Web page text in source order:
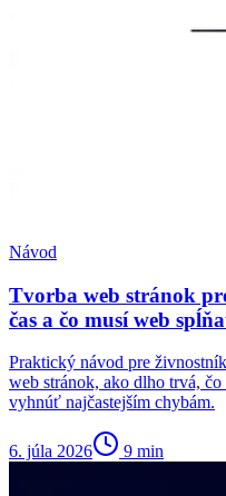
Návod
Tvorba web stránok
čas a čo musí web
Praktický návod pre
web stránok, ako dlho trvá,
vyhnúť najčastejším chybám.
6. júla 2026 9 min